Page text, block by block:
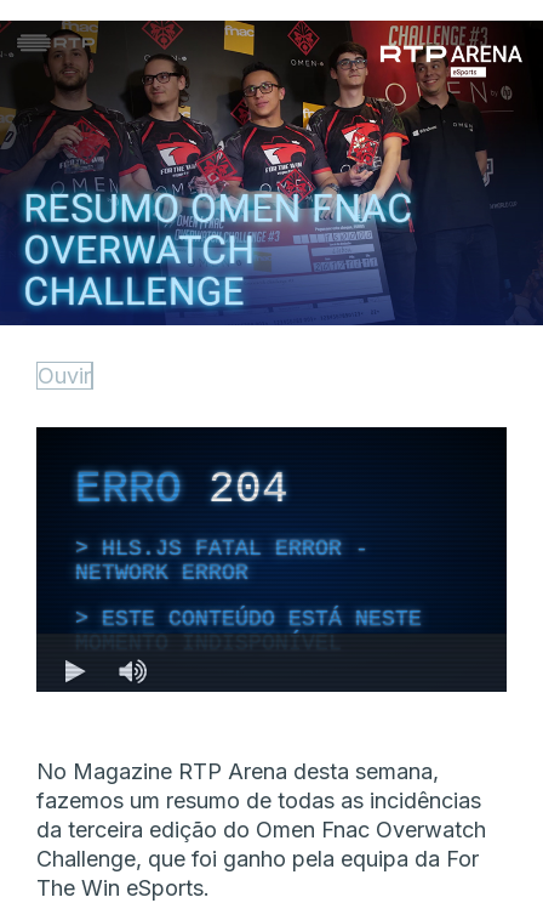
Ouvir
No Magazine RTP Arena desta semana,
fazemos um resumo de todas as incidências
da terceira edição do Omen Fnac Overwatch
Challenge, que foi ganho pela equipa da For
The Win eSports.